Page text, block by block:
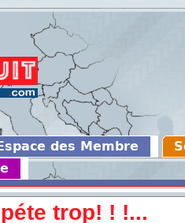
des Membre
trop! ! !...